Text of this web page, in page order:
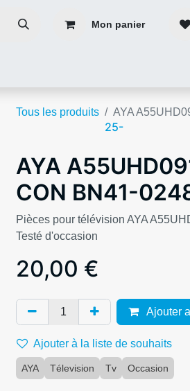
Mon panier
Tous les produits AYA
25-
AYA
CON BN41-
Pièces pour télévision AYA
Testé d'occasion
20,00 €
Ajouter
Ajouter à la liste de souhaits
AYA Télevision Tv Occasion